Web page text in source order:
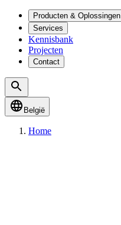
Producten & Oplossingen
Services
Kennisbank
Projecten
Contact
België
Home